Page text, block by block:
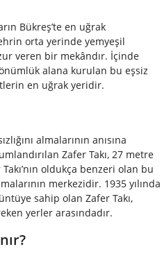
Bükreş’te en uğrak
orta yerinde yemyeşil
veren bir mekândır. İçinde
alana kurulan bu eşsiz
en uğrak yeridir.
almalarının anısına
Zafer Takı, 27 metre
oldukça benzeri olan bu
merkezidir. 1935 yılında
sahip olan Zafer Takı,
yerler arasındadır.